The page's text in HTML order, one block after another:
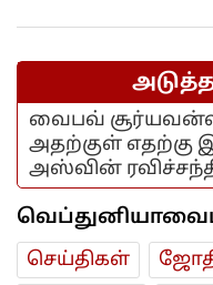
வைபவ்
அதற்குள் எதற்கு
அஸ்வின்
வெப்துனியாவைப்
செய்திகள்